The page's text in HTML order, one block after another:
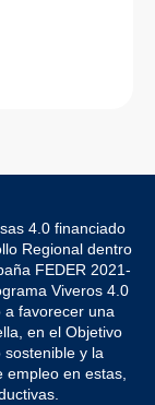
4.0 financiado
Regional dentro
FEDER 2021-
Viveros 4.0
a favorecer una
en el Objetivo
sostenible y la
empleo en estas,